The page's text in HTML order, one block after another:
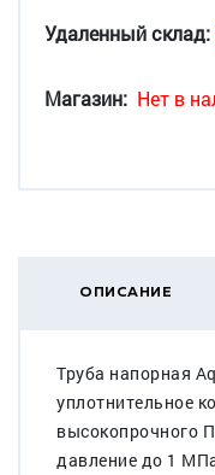
Удаленный склад:
Магазин: Нет в
ОПИСАНИЕ
Труба напорная
уплотнительное
высокопрочного
давление до 1